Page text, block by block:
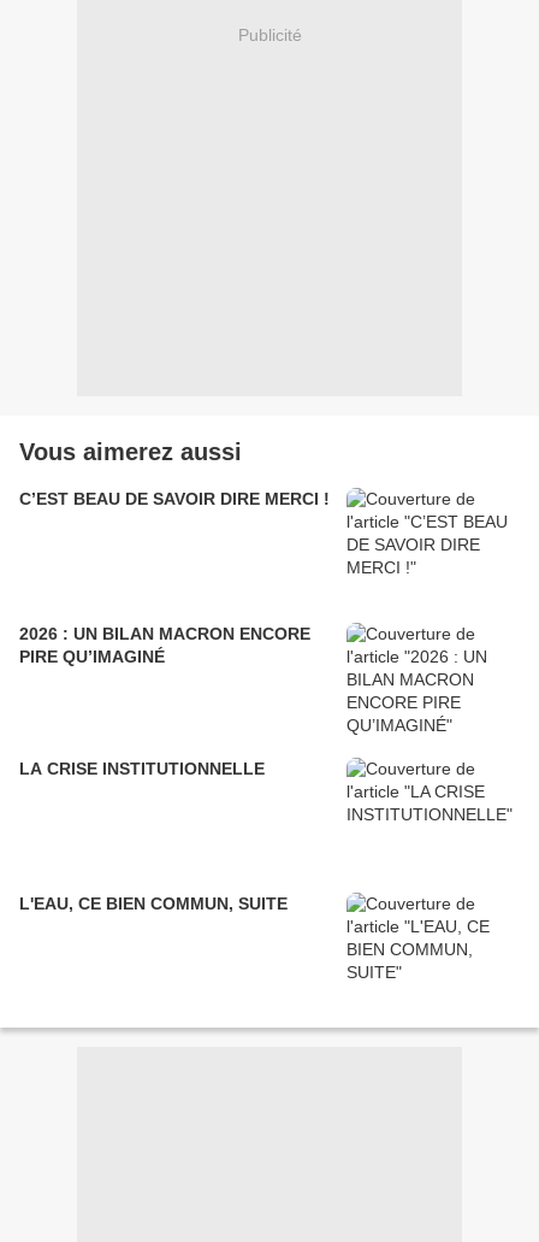
Publicité
Vous aimerez aussi
C’EST BEAU DE SAVOIR DIRE MERCI !
2026 : UN BILAN MACRON ENCORE
PIRE QU’IMAGINÉ
LA CRISE INSTITUTIONNELLE
L'EAU, CE BIEN COMMUN, SUITE